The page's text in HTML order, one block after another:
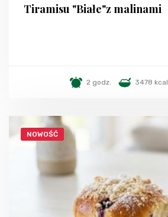
Tiramisu "Białe"z malinami
2 godz. 3478 kcal
NOWOŚĆ